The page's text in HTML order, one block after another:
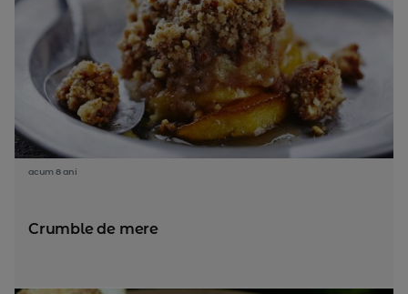
acum 8 ani
Crumble de mere